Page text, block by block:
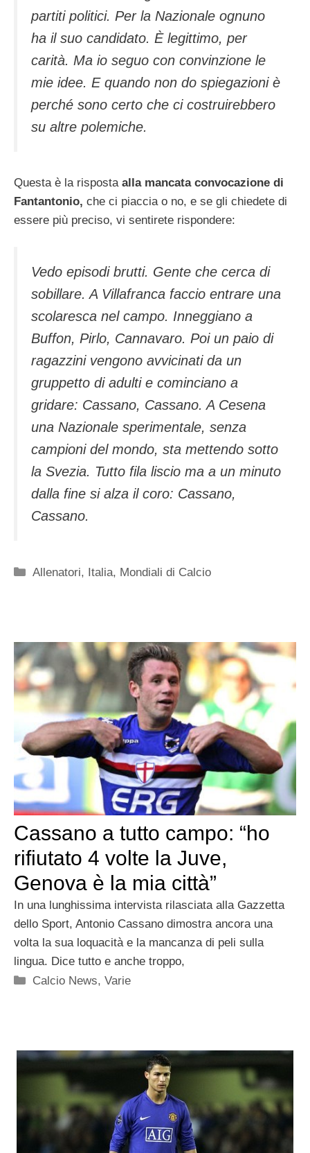
partiti politici. Per la Nazionale ognuno
ha il suo candidato. È legittimo, per
carità. Ma io seguo con convinzione le
mie idee. E quando non do spiegazioni è
perché sono certo che ci costruirebbero
su altre polemiche.
Questa è la risposta alla mancata convocazione di
Fantantonio, che ci piaccia o no, e se gli chiedete di
essere più preciso, vi sentirete rispondere:
Vedo episodi brutti. Gente che cerca di
sobillare. A Villafranca faccio entrare una
scolaresca nel campo. Inneggiano a
Buffon, Pirlo, Cannavaro. Poi un paio di
ragazzini vengono avvicinati da un
gruppetto di adulti e cominciano a
gridare: Cassano, Cassano. A Cesena
una Nazionale sperimentale, senza
campioni del mondo, sta mettendo sotto
la Svezia. Tutto fila liscio ma a un minuto
dalla fine si alza il coro: Cassano,
Cassano.
Categorie
Allenatori, Italia, Mondiali di Calcio
Cassano a tutto campo: “ho
rifiutato 4 volte la Juve,
Genova è la mia città”
In una lunghissima intervista rilasciata alla Gazzetta
dello Sport, Antonio Cassano dimostra ancora una
volta la sua loquacità e la mancanza di peli sulla
lingua. Dice tutto e anche troppo,
Categorie
Calcio News,Varie